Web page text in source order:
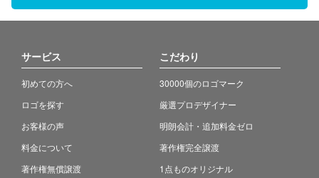
サービス
初めての方へ
ロゴを探す
お客様の声
料金について
著作権無償譲渡
こだわり
30000個のロゴマーク
厳選プロデザイナー
明朗会計・追加料金ゼロ
著作権完全譲渡
1点ものオリジナル